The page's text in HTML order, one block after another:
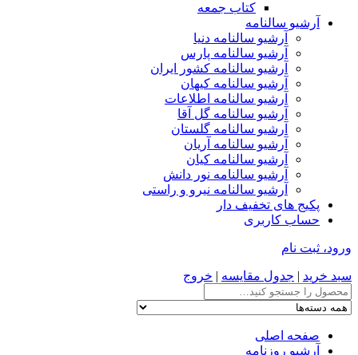
کتاب جمعه
آرشیو سالنامه
آرشیو سالنامه دنیا
آرشیو سالنامه پارس
آرشیو سالنامه کشور ایران
آرشیو سالنامه کیهان
آرشیو سالنامه اطلاعات
آرشیو سالنامه گل آقا
آرشیو سالنامه گلستان
آرشیو سالنامه آریان
آرشیو سالنامه کیان
آرشیو سالنامه نور دانش
آرشیو سالنامه نیرو و راستی
پکیج های تخفیف دار
حساب کاربری
ورود، ثبت نام
سبد خرید | جدول مقایسه | خروج
صفحه اصلی
آرشیو روزنامه